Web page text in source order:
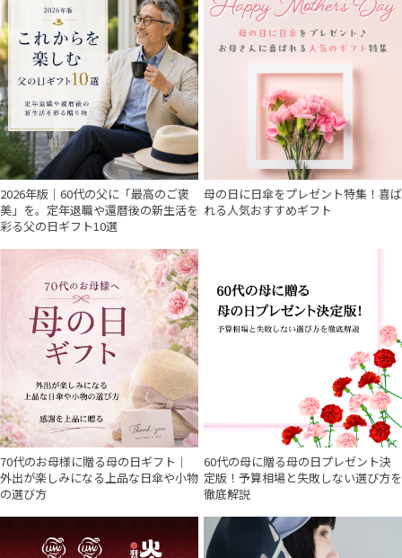
2026年版｜60代の父に「最高のご褒
美」を。定年退職や還暦後の新生活を
彩る父の日ギフト10選
母の日に日傘をプレゼント特集！喜ば
れる人気おすすめギフト
70代のお母様に贈る母の日ギフト｜
外出が楽しみになる上品な日傘や小物
の選び方
60代の母に贈る母の日プレゼント決
定版！予算相場と失敗しない選び方を
徹底解説